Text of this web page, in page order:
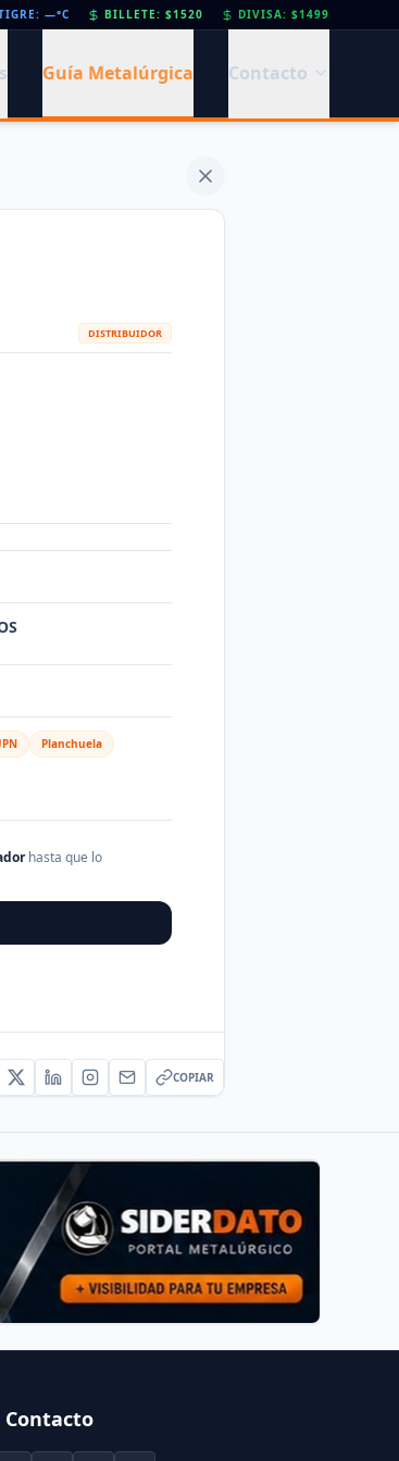
Siderurgia: cómo llega el sector al aniversario 78 del legado de Savio
—°C BILLETE: $1520 DIVISA: $1499
Guía Metalúrgica Contacto
DISTRIBUIDOR
Planchuela
hasta que lo
COPIAR
Contacto